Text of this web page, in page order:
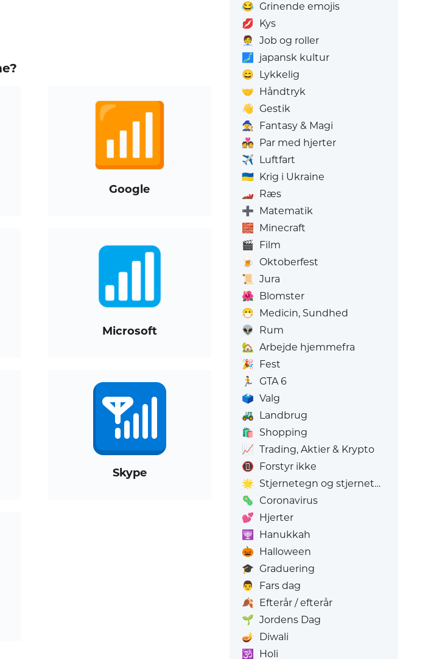
Google
Microsoft
Skype
😂 Grinende emojis
💋 Kys
🧑‍💼
Job og roller
🗾
japansk kultur
😄 Lykkelig
🤝 Håndtryk
👋 Gestik
🧙 Fantasy & Magi
💑 Par med hjerter
✈️ Luftfart
🇺🇦 Krig i Ukraine
🏎️ Ræs
➕ Matematik
🧱 Minecraft
🎬 Film
🍺
Oktoberfest
📜 Jura
🌺 Blomster
😷 Medicin, Sundhed
👽
Rum
🏡 Arbejde hjemmefra
🎉 Fest
🏃
GTA 6
🗳️ Valg
🚜 Landbrug
🛍️
Shopping
📈 Trading, Aktier & Krypto
📵 Forstyr ikke
🌟 Stjernetegn og stjernetegn
🦠 Coronavirus
💕 Hjerter
🕎
Hanukkah
🎃 Halloween
🎓 Graduering
👨
Fars dag
🍂 Efterår / efterår
🌱 Jordens Dag
🪔
Diwali
🕉️
Holi